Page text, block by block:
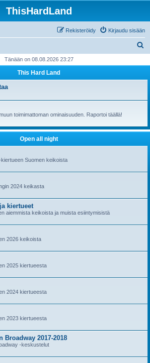
ThisHardLand
Kirjaudu sisään
Rekisteröidy
i
Tänään on 08.08.2026 23:27
This Hard Land
toimimattoman ominaisuuden. Raportoi täällä!
Open all night
Suomen keikoista
2024 keikasta
kiertueet
aiemmista keikoista ja muista esiintymisistä
2026 keikoista
2025 kiertueesta
2024 kiertueesta
2023 kiertueesta
Broadway 2017-2018
-keskustelut